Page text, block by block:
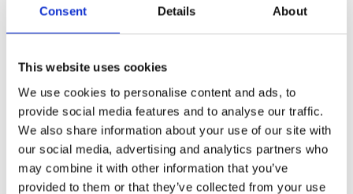
Consent Details About
This website uses cookies
We use cookies to personalise content and ads, to
provide social media features and to analyse our traffic.
We also share information about your use of our site with
our social media, advertising and analytics partners who
may combine it with other information that you’ve
provided to them or that they’ve collected from your use
VISION X XMITTER PRIME EXTREME
LED-ljusramp med supereffektiva 5W lysdioder
levererar flest lumen per centimeter ramp, med
otroligt mycket ljus ur en liten enhet. Detta är
Black Edition-versionen av denna ramp, med en
svart bakgrund som maskerar LED-rampen
ytterligare.